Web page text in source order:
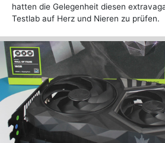
hatten die Gelegenheit diesen
Testlab auf Herz und Nieren zu prüfen.